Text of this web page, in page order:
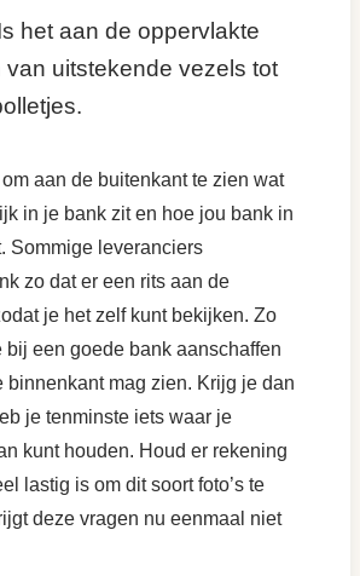
het aan de oppervlakte
van uitstekende vezels tot
aan de buitenkant te zien wat
in je bank zit en hoe jou bank in
Sommige leveranciers
zo dat er een rits aan de
je het zelf kunt bekijken. Zo
bij een goede bank aanschaffen
binnenkant mag zien. Krijg je dan
je tenminste iets waar je
kunt houden. Houd er rekening
lastig is om dit soort foto’s te
deze vragen nu eenmaal niet